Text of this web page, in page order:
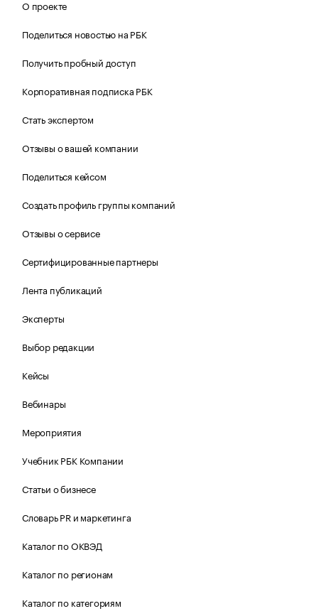
О проекте
Поделиться новостью на РБК
Получить пробный доступ
Корпоративная подписка РБК
Стать экспертом
Отзывы о вашей компании
Поделиться кейсом
Создать профиль группы компаний
Отзывы о сервисе
Сертифицированные партнеры
Лента публикаций
Эксперты
Выбор редакции
Кейсы
Вебинары
Мероприятия
Учебник РБК Компании
Статьи о бизнесе
Словарь PR и маркетинга
Каталог по ОКВЭД
Каталог по регионам
Каталог по категориям